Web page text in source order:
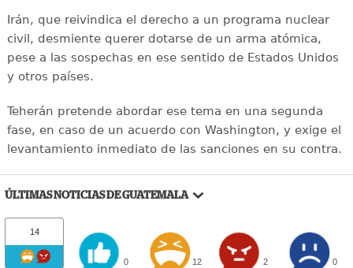
Irán, que reivindica el derecho a un programa nuclear
civil, desmiente querer dotarse de un arma atómica,
pese a las sospechas en ese sentido de Estados Unidos
y otros países.
Teherán pretende abordar ese tema en una segunda
fase, en caso de un acuerdo con Washington, y exige el
levantamiento inmediato de las sanciones en su contra.
ÚLTIMAS NOTICIAS DE GUATEMALA
14
0 12 2 0